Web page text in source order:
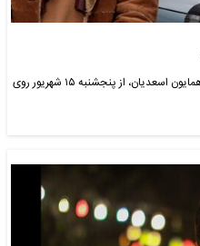
مجموعه تلویزیونی «راه بی‌پایان» به‌کارگردانی همایون اسعدیان، از پنجشنبه ۱۵ شهریور روی